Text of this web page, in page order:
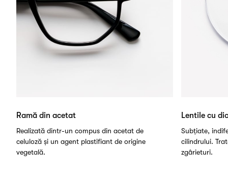
Ramă din acetat
Realizată dintr-un compus din acetat de
celuloză și un agent plastifiant de origine
vegetală.
Lentile cu
Subțiate,
cilindrului.
zgârieturi.